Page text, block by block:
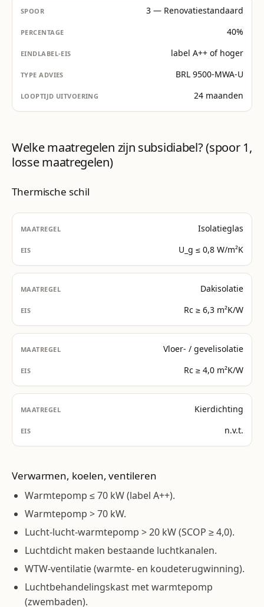
3 — Renovatie­standaard
40%
label A++ of hoger
BRL 9500-MWA-U
24 maanden
Welke maatregelen zijn subsidiabel? (spoor 1,
losse maatregelen)
Thermische schil
Isolatieglas
U_g ≤ 0,8 W/m²K
Dakisolatie
Rc ≥ 6,3 m²K/W
Vloer- / gevelisolatie
Rc ≥ 4,0 m²K/W
Kierdichting
n.v.t.
Verwarmen, koelen, ventileren
Warmtepomp ≤ 70 kW (label A++).
Warmtepomp > 70 kW.
Lucht-lucht-warmtepomp > 20 kW (SCOP ≥ 4,0).
Luchtdicht maken bestaande luchtkanalen.
WTW-ventilatie (warmte- en koudeterugwinning).
Luchtbehandelingskast met warmtepomp
(zwembaden).